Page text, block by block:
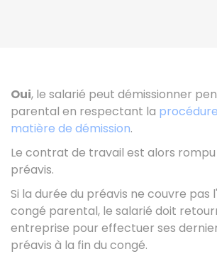
Oui, le salarié peut démissionner
parental en respectant la
matière de démission.
Le contrat de travail est alors rompu
préavis.
Si la durée du préavis ne couvre pas
congé parental, le salarié doit
entreprise pour effectuer ses
préavis à la fin du congé.